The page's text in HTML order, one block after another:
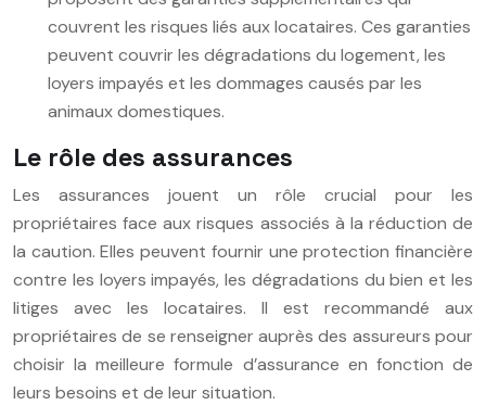
couvrent les risques liés aux locataires. Ces garanties
peuvent couvrir les dégradations du logement, les
loyers impayés et les dommages causés par les
animaux domestiques.
Le rôle des assurances
Les assurances jouent un rôle crucial pour les
propriétaires face aux risques associés à la réduction de
la caution. Elles peuvent fournir une protection financière
contre les loyers impayés, les dégradations du bien et les
litiges avec les locataires. Il est recommandé aux
propriétaires de se renseigner auprès des assureurs pour
choisir la meilleure formule d’assurance en fonction de
leurs besoins et de leur situation.